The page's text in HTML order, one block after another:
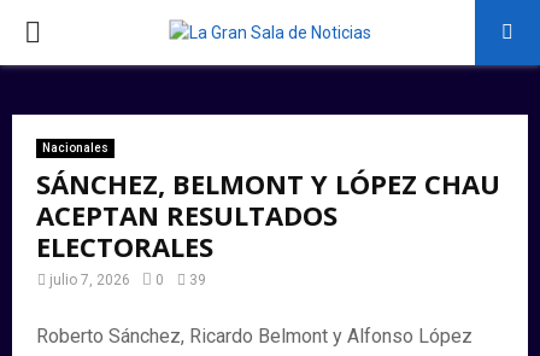
PRIMARY
Nacionales
SÁNCHEZ, BELMONT Y LÓPEZ CHAU
ACEPTAN RESULTADOS
ELECTORALES
julio 7, 2026 0 39
Roberto Sánchez, Ricardo Belmont y Alfonso López